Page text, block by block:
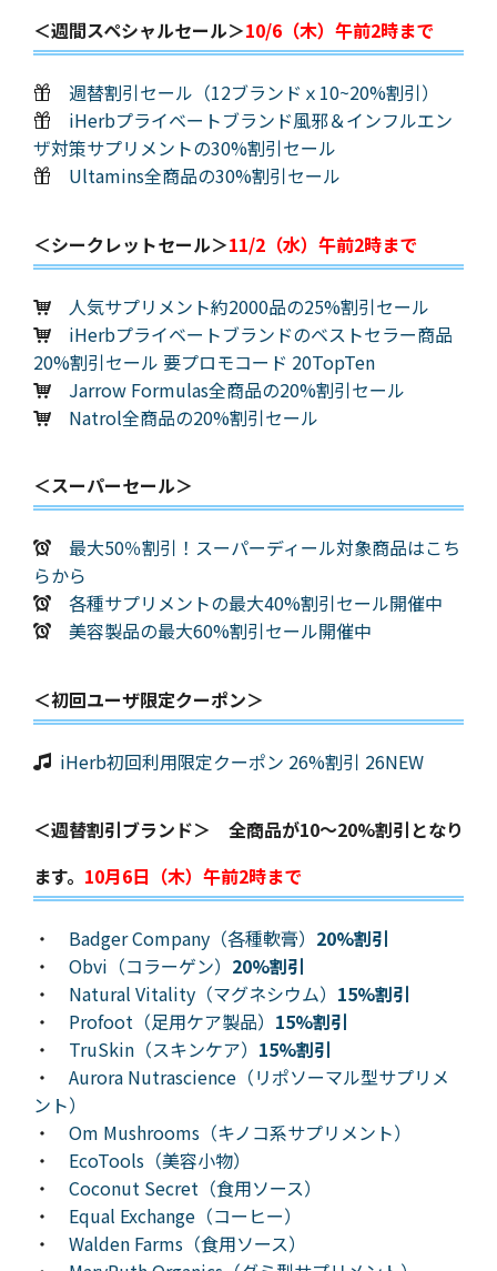
＜週間スペシャルセール＞10/6（木）午前2時まで
週替割引セール（12ブランドｘ10~20%割引）
iHerbプライベートブランド風邪＆インフルエン
ザ対策サプリメントの30%割引セール
Ultamins全商品の30%割引セール
＜シークレットセール＞11/2（水）午前2時まで
人気サプリメント約2000品の25%割引セール
iHerbプライベートブランドのベストセラー商品
20%割引セール 要プロモコード 20TopTen
Jarrow Formulas全商品の20%割引セール
Natrol全商品の20%割引セール
＜スーパーセール＞
最大50％割引！スーパーディール対象商品はこち
らから
各種サプリメントの最大40%割引セール開催中
美容製品の最大60%割引セール開催中
＜初回ユーザ限定クーポン＞
iHerb初回利用限定クーポン 26%割引 26NEW
＜週替割引ブランド＞ 全商品が10～20%割引となり
ます。 10月6日（木）午前2時まで
・ Badger Company（各種軟膏） 20%割引
・ Obvi（コラーゲン） 20%割引
・ Natural Vitality（マグネシウム） 15%割引
・ Profoot（足用ケア製品） 15%割引
・ TruSkin（スキンケア） 15%割引
・ Aurora Nutrascience（リポソーマル型サプリメ
ント）
・ Om Mushrooms（キノコ系サプリメント）
・ EcoTools（美容小物）
・ Coconut Secret（食用ソース）
・ Equal Exchange（コーヒー）
・ Walden Farms（食用ソース）